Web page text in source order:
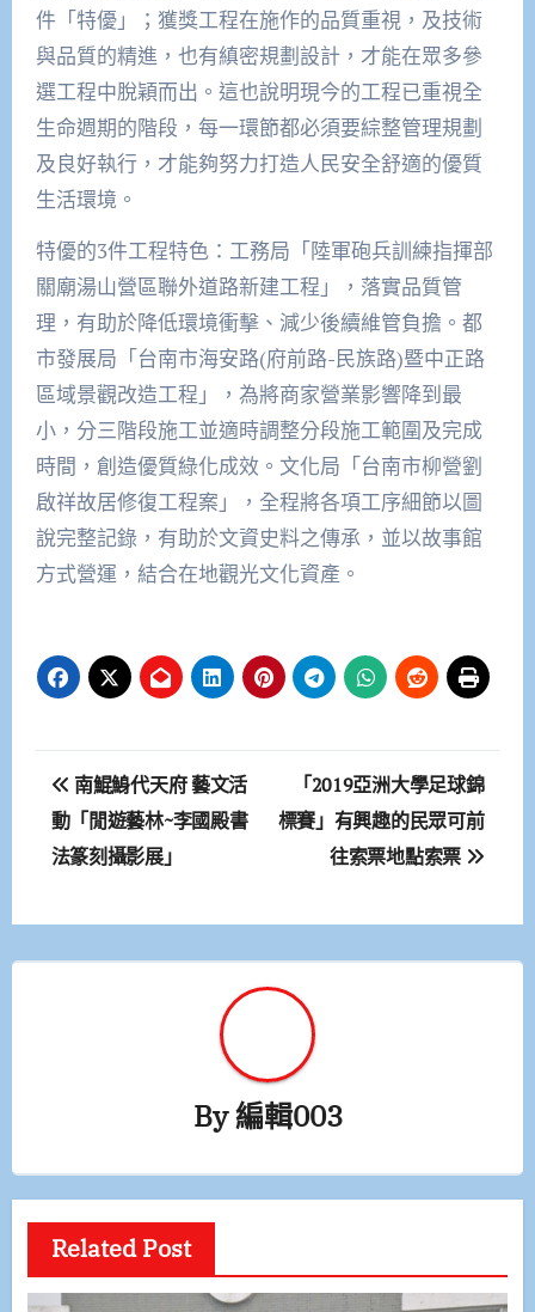
件「特優」；獲獎工程在施作的品質重視，及技術
與品質的精進，也有縝密規劃設計，才能在眾多參
選工程中脫穎而出。這也說明現今的工程已重視全
生命週期的階段，每一環節都必須要綜整管理規劃
及良好執行，才能夠努力打造人民安全舒適的優質
生活環境。
特優的3件工程特色：工務局「陸軍砲兵訓練指揮部
關廟湯山營區聯外道路新建工程」，落實品質管
理，有助於降低環境衝擊、減少後續維管負擔。都
市發展局「台南市海安路(府前路-民族路)暨中正路
區域景觀改造工程」，為將商家營業影響降到最
小，分三階段施工並適時調整分段施工範圍及完成
時間，創造優質綠化成效。文化局「台南市柳營劉
啟祥故居修復工程案」，全程將各項工序細節以圖
說完整記錄，有助於文資史料之傳承，並以故事館
方式營運，結合在地觀光文化資產。
文
章
導
覽
南鯤鯓代天府 藝文活
動「閒遊藝林~李國殿書
法篆刻攝影展」
「2019亞洲大學足球錦
標賽」有興趣的民眾可前
往索票地點索票
By編輯003
Related Post